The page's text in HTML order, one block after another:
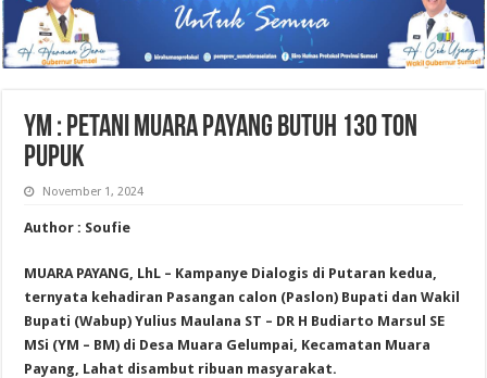
YM : Petani Muara Payang Butuh 130 Ton
Pupuk
November 1, 2024
Author : Soufie
MUARA PAYANG, LhL – Kampanye Dialogis di Putaran kedua,
ternyata kehadiran Pasangan calon (Paslon) Bupati dan Wakil
Bupati (Wabup) Yulius Maulana ST – DR H Budiarto Marsul SE
MSi (YM – BM) di Desa Muara Gelumpai, Kecamatan Muara
Payang, Lahat disambut ribuan masyarakat.